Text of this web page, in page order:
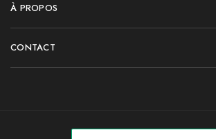
À PROPOS
CONTACT